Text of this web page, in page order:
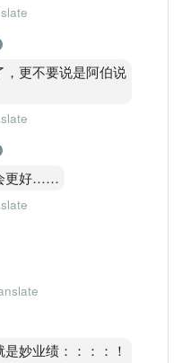
更不要说是阿伯说
更好……
妙业绩：：：：！